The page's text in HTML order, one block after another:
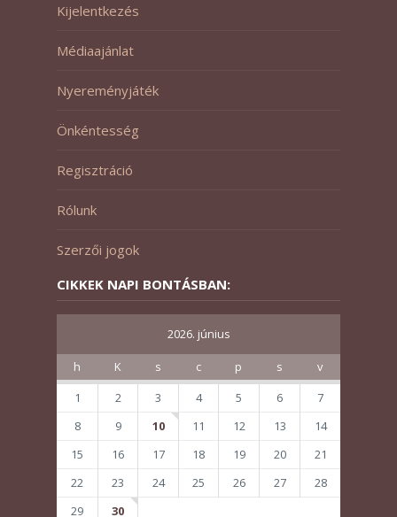
Kijelentkezés
Médiaajánlat
Nyereményjáték
Önkéntesség
Regisztráció
Rólunk
Szerzői jogok
CIKKEK NAPI BONTÁSBAN:
2026. június
h K s c p s
v
1
2 3 4 5 6
7
8
9 10 11 12 13
14
15
16 17 18 19 20
21
22
23 24 25 26 27
28
29
30